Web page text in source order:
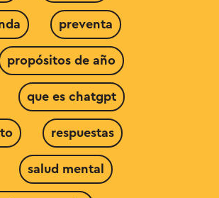
preventa
propósitos de año
que es chatgpt
respuestas
salud mental